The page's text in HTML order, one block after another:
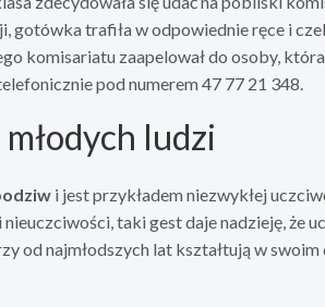
gotówka trafiła w odpowiednie ręce i
komisariatu zaapelował do osoby,
pod numerem 47 77 21 348.
ludzi
i jest przykładem niezwykłej
taki gest daje nadzieję, że
od najmłodszych lat kształtują w